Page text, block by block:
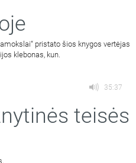
pristato šios knygos vertėjas
klebonas, kun.
35:37
teisės